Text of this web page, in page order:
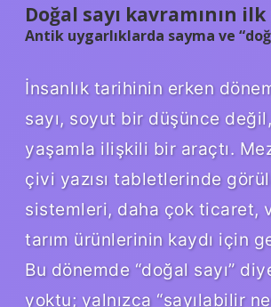
Doğal sayı kavramının
Antik uygarlıklarda sayma ve
İnsanlık tarihinin erken
sayı, soyut bir düşünce
yaşamla ilişkili bir araçtı.
çivi yazısı tabletlerinde
sistemleri, daha çok ticaret,
tarım ürünlerinin kaydı için
Bu dönemde “doğal sayı”
yoktu; yalnızca “sayılabilir